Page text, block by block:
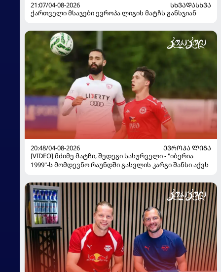
21:07/04-08-2026
ᲡᲮᲕᲐᲓᲐᲡᲮᲕᲐ
ქართველი მსაჯები ევროპა ლიგის მატჩს განსჯიან
20:48/04-08-2026
ᲔᲕᲠᲝᲞᲐ ᲚᲘᲒᲐ
[VIDEO] მძიმე მატჩი, შედეგი სასურველი - "იბერია
1999"-ს მომდევნო რაუნდში გასვლის კარგი შანსი აქვს